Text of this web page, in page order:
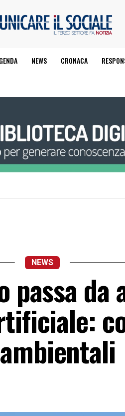
NEWS CRONACA
NEWS
passa da